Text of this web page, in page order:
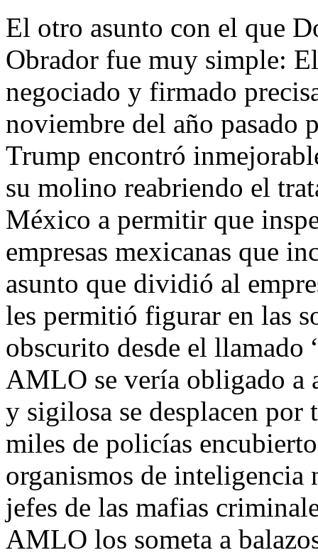
El otro asunto con el que
Obrador fue muy simple:
negociado y firmado
noviembre del año pasado
Trump encontró
su molino reabriendo el
México a permitir que
empresas mexicanas que
asunto que dividió al
les permitió figurar en las
obscurito desde el llamado
AMLO se vería obligado a
y sigilosa se desplacen
miles de policías
organismos de inteligencia
jefes de las mafias
AMLO los someta a